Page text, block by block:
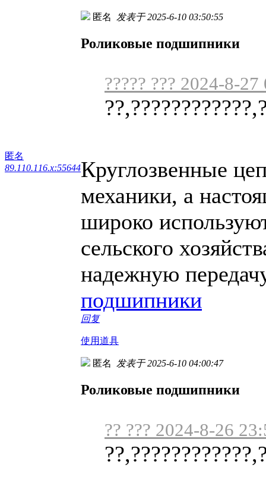
匿名
89.110.116.x:55644
匿名 发表于 2025-6-10 03:50:55
Роликовые подшипники
????? ??? 2024-8-
Круглозвенные
механики, а
широко
сельского
надежную
подшипники
回复
使用道具
匿名 发表于 2025-6-10 04:00:47
Роликовые подшипники
?? ??? 2024-8-26